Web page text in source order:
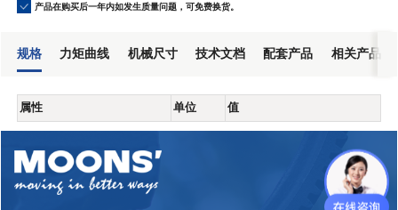
产品在购买后一年内如发生质量问题，可免费换货。
规格 力矩曲线 机械尺寸 技术文档 配套产品 相关产品
属性 单位 值